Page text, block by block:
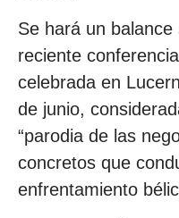
Se hará un
reciente
celebrada en
de junio,
“parodia de las
concretos que
enfrentamiento